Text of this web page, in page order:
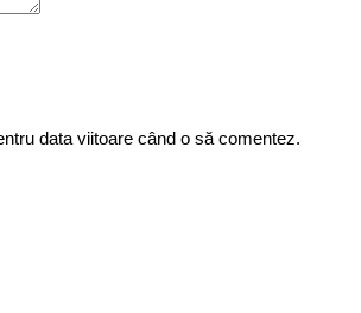
data viitoare când o să comentez.